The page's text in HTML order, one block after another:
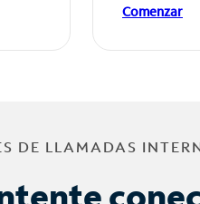
Comenzar
DE LLAMADAS